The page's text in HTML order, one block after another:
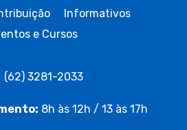
Informativos
e Cursos
(62) 3281-2033
8h às 12h / 13 às 17h